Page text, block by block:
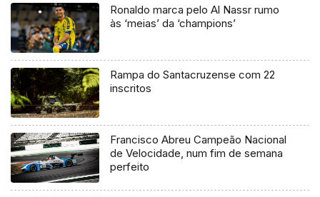
Ronaldo marca pelo Al Nassr rumo
às ‘meias’ da ‘champions’
Rampa do Santacruzense com 22
inscritos
Francisco Abreu Campeão Nacional
de Velocidade, num fim de semana
perfeito